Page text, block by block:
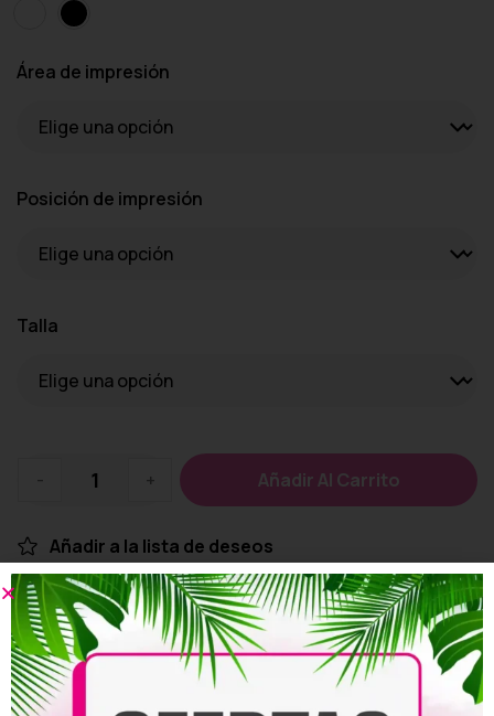
Área de impresión
Posición de impresión
Talla
- + Añadir Al Carrito
Añadir a la lista de deseos
Personalizar
Compartir: